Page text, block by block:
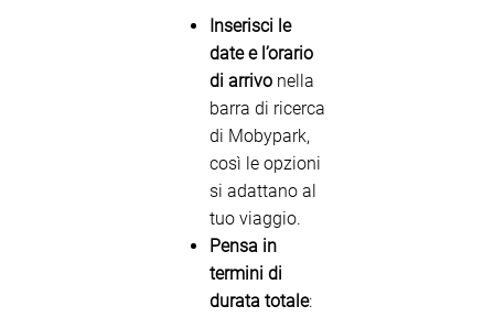
Inserisci le
date e l’orario
di arrivo nella
barra di ricerca
di Mobypark,
così le opzioni
si adattano al
tuo viaggio.
Pensa in
termini di
durata totale: